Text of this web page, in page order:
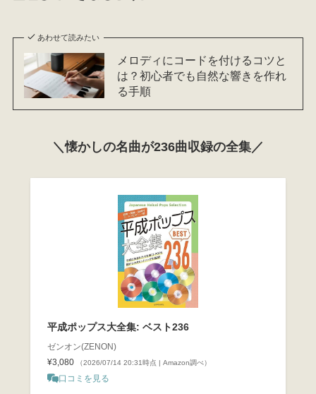
あわせて読みたい
メロディにコードを付けるコツと
は？初心者でも自然な響きを作れ
る手順
＼懐かしの名曲が236曲収録の全集／
平成ポップス大全集: ベスト236
ゼンオン(ZENON)
¥3,080
（2026/07/14 20:31時点 | Amazon調べ）
口コミを見る